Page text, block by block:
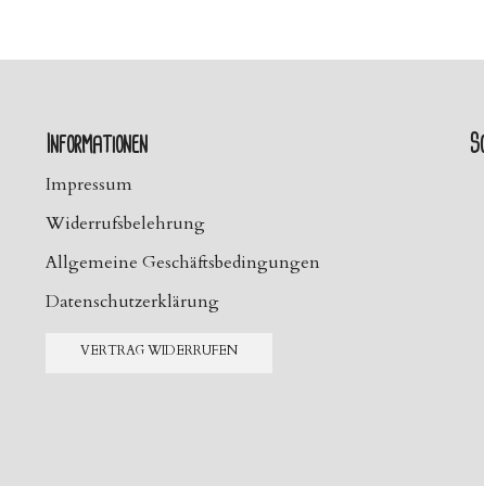
Informationen
Impressum
Widerrufsbelehrung
Allgemeine Geschäftsbedingungen
Datenschutzerklärung
VERTRAG WIDERRUFEN